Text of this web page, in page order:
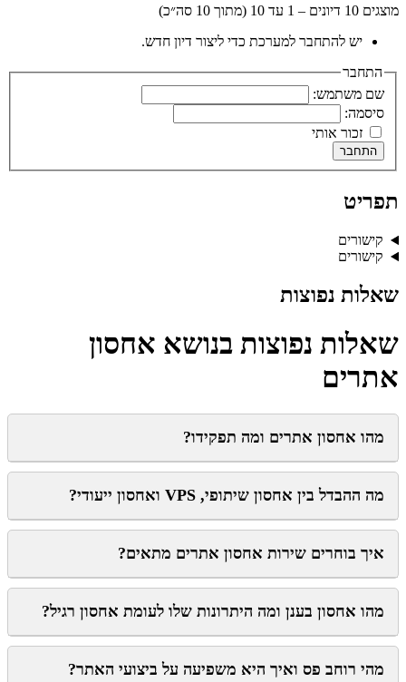
מוצגים 10 דיונים – 1 עד 10 (מתוך 10 סה״כ)
יש להתחבר למערכת כדי ליצור דיון חדש.
התחבר
שם משתמש:
סיסמה:
זכור אותי
התחבר
תפריט
קישורים
קישורים
שאלות נפוצות
שאלות נפוצות בנושא אחסון
אתרים
מהו אחסון אתרים ומה תפקידו?
מה ההבדל בין אחסון שיתופי, VPS ואחסון ייעודי?
איך בוחרים שירות אחסון אתרים מתאים?
מהו אחסון בענן ומה היתרונות שלו לעומת אחסון רגיל?
מהי רוחב פס ואיך היא משפיעה על ביצועי האתר?